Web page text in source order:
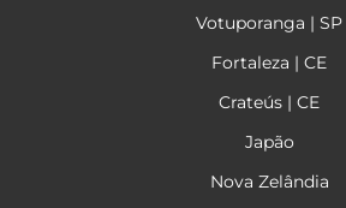
Votuporanga | SP
Fortaleza | CE
Crateús | CE
Japão
Nova Zelândia